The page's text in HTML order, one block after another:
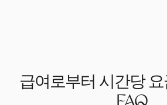
급여로부터 시간당 요